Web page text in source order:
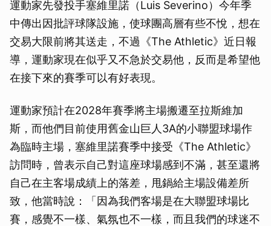
運動家先發投手塞維里諾（Luis Severino）今年季
中傳出因批評球隊設施，使球團高層有些不悅，想在
交易大限前將其送走，不過《The Athletic》近日報
導，運動家現在似乎又不急於交易他，反而是希望他
在接下來的賽季可以有好表現。
運動家預計在2028年賽季將主場搬遷至拉斯維加
斯，而他們目前使用舊金山巨人3A的小聯盟球場作
為臨時主場，塞維里諾賽季中接受《The Athletic》
訪問時，曾表示自己對這座球場感到不滿，甚至還將
自己在主客場成績上的落差，甩鍋給主場設備差所
致，他當時說：「因為我們客場是在大聯盟球場比
賽，感覺不一樣、氣氛也不一樣，而且我們的球迷不